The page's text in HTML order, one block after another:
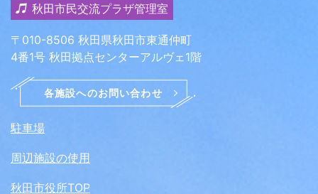
秋田市民交流プラザ管理室
〒010-8506 秋田県秋田市東通仲町
4番1号 秋田拠点センターアルヴェ1階
駐車場
周辺施設の使用
秋田市役所TOP